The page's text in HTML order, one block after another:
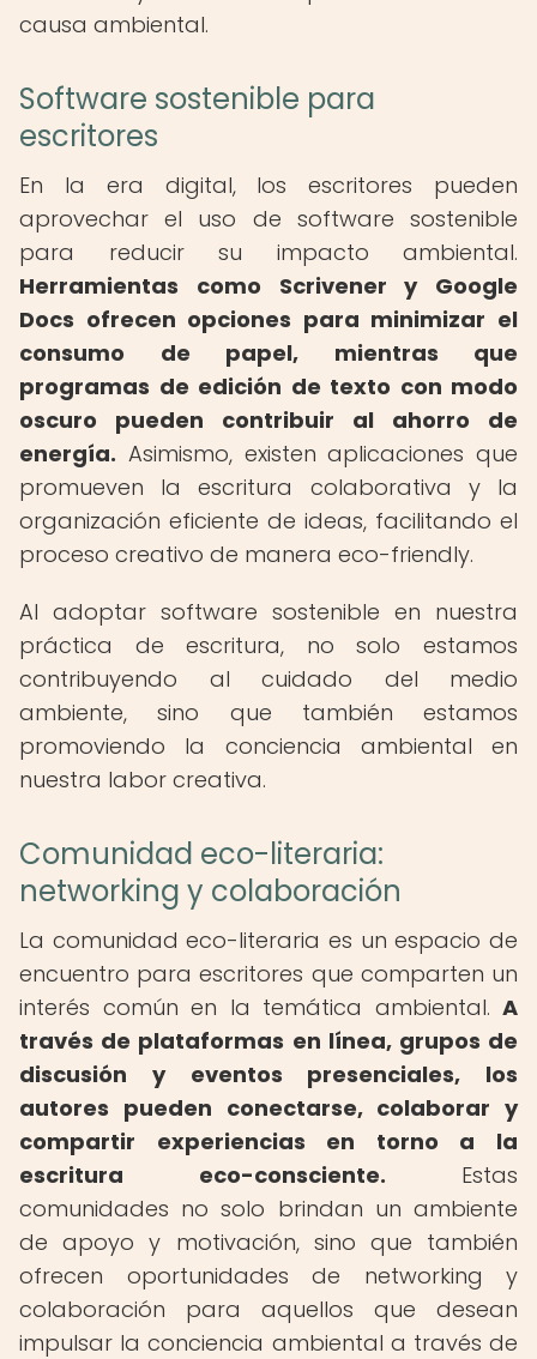
causa ambiental.
Software sostenible para
escritores
En la era digital, los escritores pueden
aprovechar el uso de software sostenible
para reducir su impacto ambiental.
Herramientas como Scrivener y Google
Docs ofrecen opciones para minimizar el
consumo de papel, mientras que
programas de edición de texto con modo
oscuro pueden contribuir al ahorro de
energía. Asimismo, existen aplicaciones que
promueven la escritura colaborativa y la
organización eficiente de ideas, facilitando el
proceso creativo de manera eco-friendly.
Al adoptar software sostenible en nuestra
práctica de escritura, no solo estamos
contribuyendo al cuidado del medio
ambiente, sino que también estamos
promoviendo la conciencia ambiental en
nuestra labor creativa.
Comunidad eco-literaria:
networking y colaboración
La comunidad eco-literaria es un espacio de
encuentro para escritores que comparten un
interés común en la temática ambiental. A
través de plataformas en línea, grupos de
discusión y eventos presenciales, los
autores pueden conectarse, colaborar y
compartir experiencias en torno a la
escritura eco-consciente. Estas
comunidades no solo brindan un ambiente
de apoyo y motivación, sino que también
ofrecen oportunidades de networking y
colaboración para aquellos que desean
impulsar la conciencia ambiental a través de